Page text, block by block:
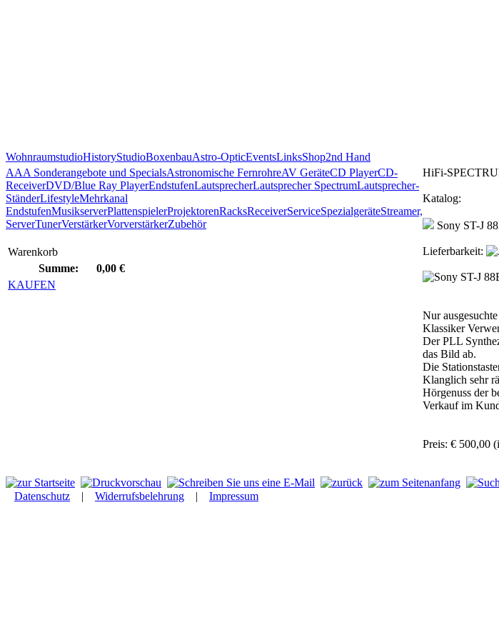
WohnraumstudioHistoryStudioBoxenbauAstro-OpticEventsLinksShop2nd Hand
AAA Sonderangebote und SpecialsAstronomische FernrohreAV GeräteCD PlayerCD-
ReceiverDVD/Blue Ray PlayerEndstufenLautsprecherLautsprecher SpectrumLautsprecher-
StänderLifestyleMehrkanal
EndstufenMusikserverPlattenspielerProjektorenRacksReceiverServiceSpezialgeräteStreamer,
ServerTunerVerstärkerVorverstärkerZubehör
Warenkorb
Summe:
0,00 €
KAUFEN
HiFi-
Katalog:
Sony ST-J
Lieferbarkeit:
Nur
Klassiker
Der PLL
das Bild ab.
Die
Klanglich sehr
Hörgenuss der
Verkauf im
Preis: € 500,00
Datenschutz | Widerrufsbelehrung | Impressum